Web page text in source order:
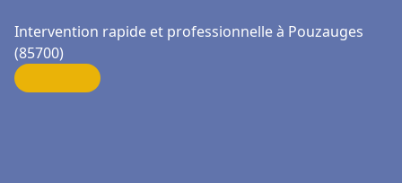
Intervention rapide et professionnelle à Pouzauges
(85700)